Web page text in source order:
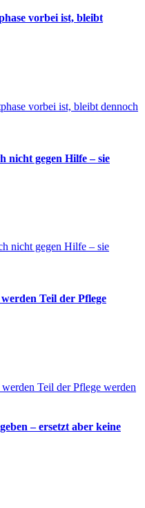
vorbei ist, bleibt
nicht gegen Hilfe – sie
Teil der Pflege
– ersetzt aber keine